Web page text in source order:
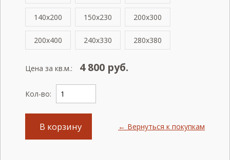
140x200 150x230 200x300
200x400 240x330 280x380
Цена за кв.м.: 4 800 руб.
Кол-во:
В корзину ← Вернуться к покупкам